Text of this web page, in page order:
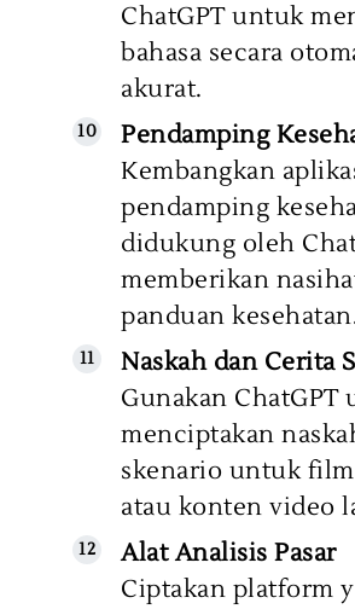
ChatGPT untuk
bahasa secara
akurat.
Pendamping
Kembangkan
pendamping
didukung oleh
memberikan
panduan
Naskah dan Cerita
Gunakan ChatGPT
menciptakan
skenario untuk
atau konten video
Alat Analisis Pasar
Ciptakan platform